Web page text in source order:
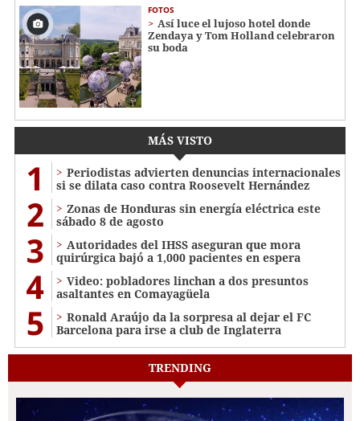
FOTOS
Así luce el lujoso hotel donde
Zendaya y Tom Holland celebraron
su boda
MÁS VISTO
1
Periodistas advierten denuncias internacionales
si se dilata caso contra Roosevelt Hernández
2
Zonas de Honduras sin energía eléctrica este
sábado 8 de agosto
3
Autoridades del IHSS aseguran que mora
quirúrgica bajó a 1,000 pacientes en espera
4
Video: pobladores linchan a dos presuntos
asaltantes en Comayagüela
5
Ronald Araújo da la sorpresa al dejar el FC
Barcelona para irse a club de Inglaterra
TRENDING